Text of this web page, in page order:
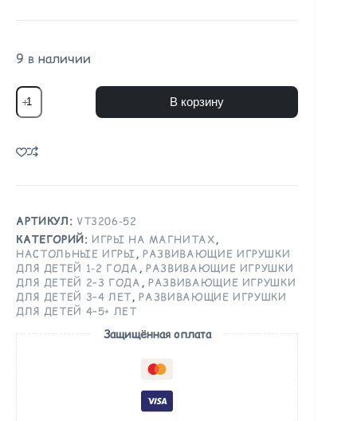
9 в наличии
В корзину
АРТИКУЛ: VT3206-52
КАТЕГОРИЙ: ИГРЫ НА МАГНИТАХ,
НАСТОЛЬНЫЕ ИГРЫ,РАЗВИВАЮЩИЕ ИГРУШКИ
ДЛЯ ДЕТЕЙ 1-2 ГОДА ,РАЗВИВАЮЩИЕ ИГРУШКИ
ДЛЯ ДЕТЕЙ 2–3 ГОДА ,РАЗВИВАЮЩИЕ ИГРУШКИ
ДЛЯ ДЕТЕЙ 3–4 ЛЕТ,РАЗВИВАЮЩИЕ ИГРУШКИ
ДЛЯ ДЕТЕЙ 4–5+ ЛЕТ
Защищённая оплата